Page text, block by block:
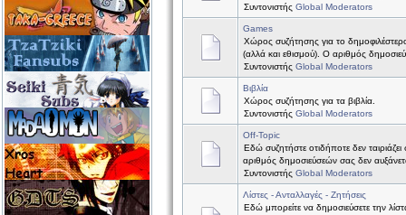
Συντονιστής Global Moderators
Games
Χώρος συζήτησης για το
(αλλά και εθισμού). Ο αριθμός
Συντονιστής Global Moderators
Βιβλία
Χώρος συζήτησης για τα βιβλία.
Συντονιστής Global Moderators
Off-Topic
Εδώ συζητήστε οτιδήποτε δεν
αριθμός δημοσιεύσεών σας δεν
Συντονιστής Global Moderators
Λίστες - Ανταλλαγές - Ζητήσεις
Εδώ μπορείτε να δημοσιεύσετε την